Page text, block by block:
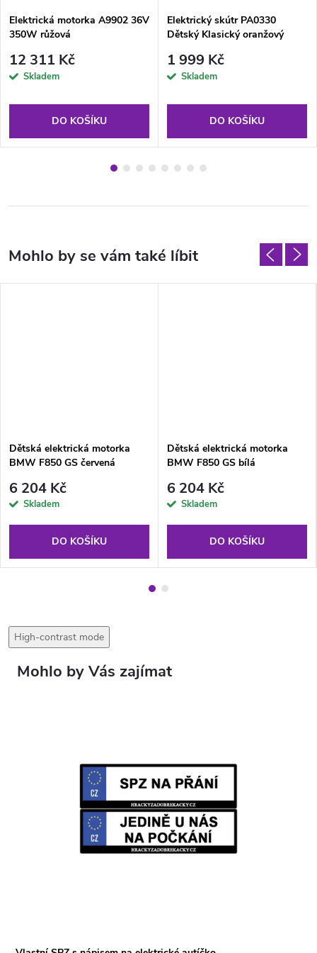
Elektrická motorka A9902 36V
350W růžová
12 311 Kč
Skladem
DO KOŠÍKU
Elektrický skútr PA0330
Dětský Klasický oranžový
1 999 Kč
Skladem
DO KOŠÍKU
Dětská elektrická motorka
BMW F850 GS červená
6 204 Kč
Skladem
DO KOŠÍKU
Dětská elektrická motorka
BMW F850 GS bílá
6 204 Kč
Skladem
DO KOŠÍKU
High-contrast mode